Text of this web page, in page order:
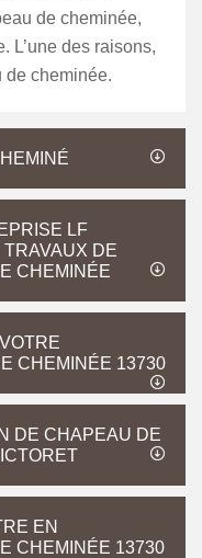
de cheminée,
L’une des raisons,
de cheminée.
LF
DE
CHEMINÉE
CHEMINÉE 13730
DE CHAPEAU DE
EN
CHEMINÉE 13730